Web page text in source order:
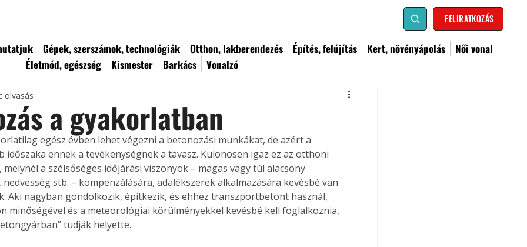
FELIRATKOZÁS
Gépek, szerszámok, technológiák Otthon, lakberendezés Építés, felújítás Kert, növényápolás
Női vonal
Életmód, egészség
Kismester Barkács Vonalzó
a gyakorlatban
olvasás
egész évben lehet végezni a betonozási munkákat, de azért a
időszaka ennek a tevékenységnek a tavasz. Különösen igaz ez az otthoni
a szélsőséges időjárási viszonyok – magas vagy túl alacsony
stb. – kompenzálására, adalékszerek alkalmazására kevésbé van
Aki nagyban gondolkozik, építkezik, és ehhez transzportbetont használ,
minőségével és a meteorológiai körülményekkel kevésbé kell foglalkoznia,
tudják helyette.